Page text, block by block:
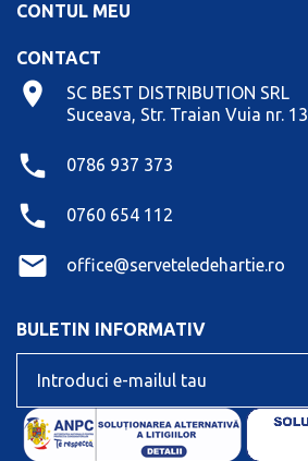
CONTUL MEU
CONTACT
SC BEST DISTRIBUTION SRL
Suceava, Str. Traian Vuia nr. 13
0786 937 373
0760 654 112
office@serveteledehartie.ro
BULETIN INFORMATIV